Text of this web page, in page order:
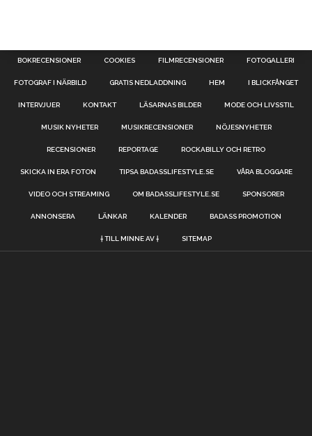
BOKRECENSIONER COOKIES FILMRECENSIONER FOTOGALLERI
FOTOGRAF I NÄRBILD GRATIS NEDLADDNING HEM I BLICKFÅNGET
INTERVJUER KONTAKT LÄSARNAS BILDER MODE OCH LIVSSTIL
MUSIK NYHETER MUSIKRECENSIONER NÖJESNYHETER
RECENSIONER REPORTAGE ROCKABILLY OCH RETRO
SKICKA IN ERA FOTON TIPSA BADASSLIFESTYLE.SE VÅRA BLOGGARE
VIDEO OCH STREAMING OM BADASSLIFESTYLE.SE SPONSORER
ANNONSERA LÄNKAR KALENDER BADASS PROMOTION
† TILL MINNE AV † SITEMAP